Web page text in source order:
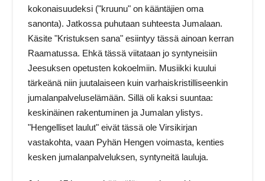
kokonaisuudeksi ("kruunu" on kääntäjien oma
sanonta). Jatkossa puhutaan suhteesta Jumalaan.
Käsite "Kristuksen sana" esiintyy tässä ainoan kerran
Raamatussa. Ehkä tässä viitataan jo syntyneisiin
Jeesuksen opetusten kokoelmiin. Musiikki kuului
tärkeänä niin juutalaiseen kuin varhaiskristilliseenkin
jumalanpalveluselämään. Sillä oli kaksi suuntaa:
keskinäinen rakentuminen ja Jumalan ylistys.
"Hengelliset laulut" eivät tässä ole Virsikirjan
vastakohta, vaan Pyhän Hengen voimasta, kenties
kesken jumalanpalveluksen, syntyneitä lauluja.